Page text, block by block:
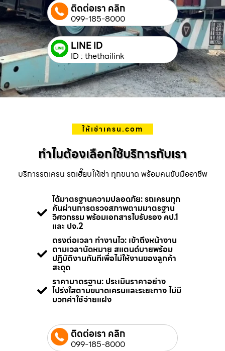
ติดต่อเรา คลิก
099-185-8000
LINE ID
ID : thethailink
ให้เช่าเครน.com
ทำไมต้องเลือกใช้บริการกับเรา
บริการรถเครน รถเฮี๊ยบให้เช่า ทุกขนาด พร้อมคนขับมืออาชีพ
ได้มาตรฐานความปลอดภัย: รถเครนทุก
คันผ่านการตรวจสภาพตามมาตรฐาน
วิศวกรรม พร้อมเอกสารใบรับรอง คป.1
และ ปจ.2
ตรงต่อเวลา ทำงานไว: เข้าถึงหน้างาน
ตามเวลานัดหมาย สแตนด์บายพร้อม
ปฏิบัติงานทันทีเพื่อไม่ให้งานของลูกค้า
สะดุด
ราคามาตรฐาน: ประเมินราคาอย่าง
โปร่งใสตามขนาดเครนและระยะทาง ไม่มี
บวกค่าใช้จ่ายแฝง
ติดต่อเรา คลิก
099-185-8000